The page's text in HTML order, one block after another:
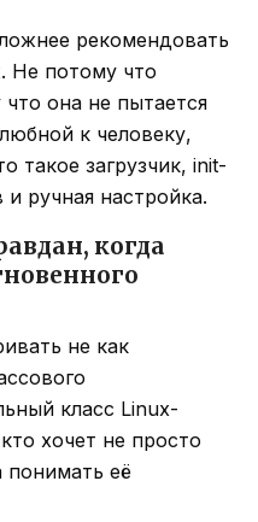
рекомендовать
Не потому что
она не пытается
к человеку,
такое загрузчик, init-
ручная настройка.
когда
не как
класс Linux-
хочет не просто
понимать её